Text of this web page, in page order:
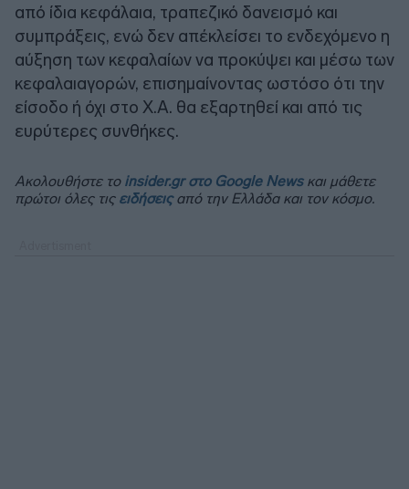
από ίδια κεφάλαια, τραπεζικό δανεισμό και
συμπράξεις, ενώ δεν απέκλείσει το ενδεχόμενο η
αύξηση των κεφαλαίων να προκύψει και μέσω των
κεφαλαιαγορών, επισημαίνοντας ωστόσο ότι την
είσοδο ή όχι στο Χ.Α. θα εξαρτηθεί και από τις
ευρύτερες συνθήκες.
Ακολουθήστε το insider.gr στο Google Newsκαι μάθετε
πρώτοι όλες τις ειδήσειςαπό την Ελλάδα και τον κόσμο.